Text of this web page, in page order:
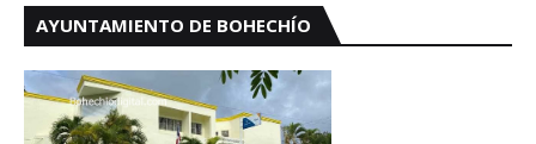
AYUNTAMIENTO DE BOHECHÍO